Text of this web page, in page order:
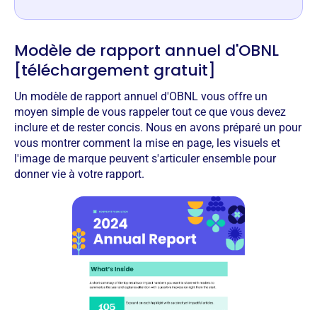
Modèle de rapport annuel d'OBNL
[téléchargement gratuit]
Un modèle de rapport annuel d'OBNL vous offre un
moyen simple de vous rappeler tout ce que vous devez
inclure et de rester concis. Nous en avons préparé un pour
vous montrer comment la mise en page, les visuels et
l'image de marque peuvent s'articuler ensemble pour
donner vie à votre rapport.